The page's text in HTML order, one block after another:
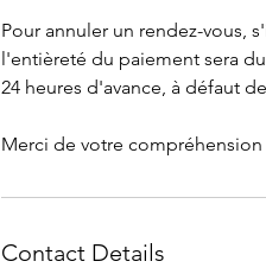
Pour annuler un rendez-vous,
l'entièreté du paiement sera
24 heures d'avance, à défaut
Merci de votre compréhension
Contact Details